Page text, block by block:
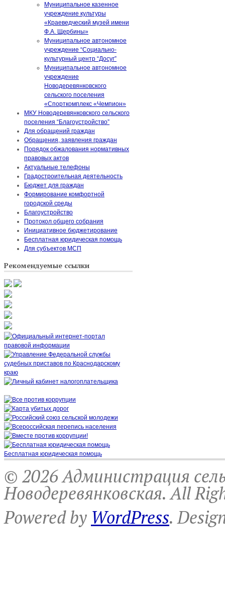
Муниципальное казенное
учреждение культуры
«Краеведческий музей имени
Ф.А. Щербины»
Муниципальное автономное
учреждение “Социально-
культурный центр “Досуг”
Муниципальное автономное
учреждение
Новодеревянковского
сельского поселения
«Спорткомплекс «Чемпион»
МКУ Новодеревянковского сельского
поселения “Благоустройство”
Для обращений граждан
Обращения, заявления граждан
Порядок обжалования нормативных
правовых актов
Актуальные телефоны
Градостроительная деятельность
Бюджет для граждан
Формирование комфортной
городской среды
Благоустройство
Протокол общего собрания
Инициативное бюджетирование
Бесплатная юридическая помощь
Для субъектов МСП
Рекомендуемые ссылки
Бесплатная юридическая помощь
© 2026 Администрация
Новодеревянковская. All
Powered by WordPress.